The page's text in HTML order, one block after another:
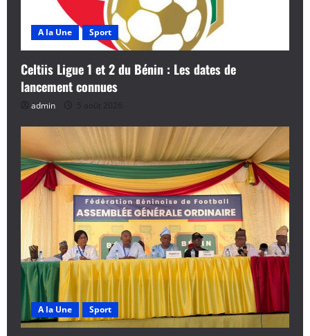
eA la Une Sport
Celtiis Ligue 1 et 2 du Bénin : Les dates de
lancement connues
admin 5 août 2026
A la Une Sport